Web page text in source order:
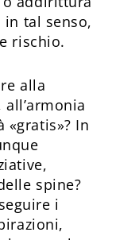
in tal senso,
rischio.
alla
«gratis»? In
spine?
i